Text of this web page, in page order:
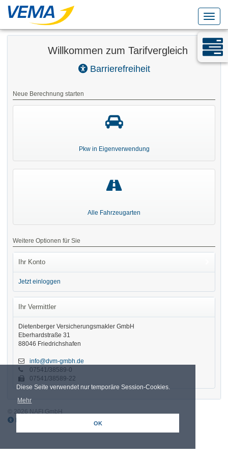
Diese Seite verwendet nur temporäre Session-Cookies.
Mehr
OK
Willkommen zum Tarifvergleich
Barrierefreiheit
Neue Berechnung starten
Pkw in Eigenverwendung
Alle Fahrzeugarten
Weitere Optionen für Sie
Ihr Konto
Jetzt einloggen
Ihr Vermittler
Dietenberger Versicherungsmakler GmbH
Eberhardstraße 31
88046 Friedrichshafen
info@dvm-gmbh.de
07541/38589-0
07541/38589-22
© 2026 NAFI GmbH
Impressum